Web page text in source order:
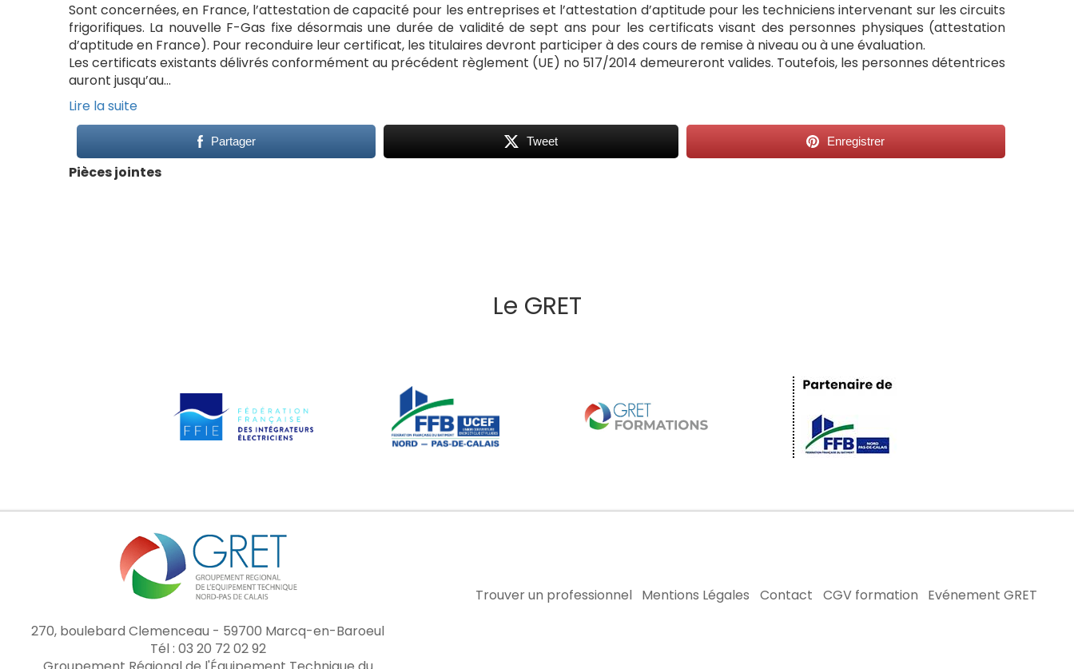
Sont concernées, en France, l’attestation de capacité pour les entreprises et l’attestation d’aptitude pour les techniciens intervenant sur les circuits
frigorifiques. La nouvelle F-Gas fixe désormais une durée de validité de sept ans pour les certificats visant des personnes physiques (attestation
d’aptitude en France). Pour reconduire leur certificat, les titulaires devront participer à des cours de remise à niveau ou à une évaluation.
Les certificats existants délivrés conformément au précédent règlement (UE) no 517/2014 demeureront valides. Toutefois, les personnes détentrices
auront jusqu’au…
Lire la suite
Partager Tweet Enregistrer
Pièces jointes
Le GRET
270, boulebard Clemenceau - 59700 Marcq-en-Baroeul
Tél : 03 20 72 02 92
Trouver un professionnel Mentions Légales Contact CGV formation Evénement GRET